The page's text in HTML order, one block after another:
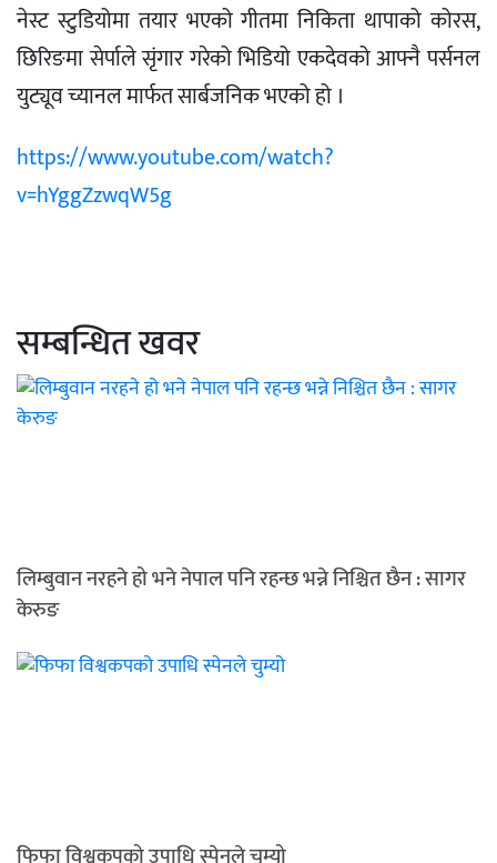
नेस्ट स्टुडियोमा तयार भएको गीतमा निकिता थापाको कोरस,
छिरिङमा सेर्पाले सृंगार गरेको भिडियो एकदेवको आफ्नै पर्सनल
युट्यूव च्यानल मार्फत सार्बजनिक भएको हो ।
https://www.youtube.com/watch?
v=hYggZzwqW5g
सम्बन्धित खवर
लिम्बुवान नरहने हो भने नेपाल पनि रहन्छ भन्ने निश्चित छैन : सागर
केरुङ